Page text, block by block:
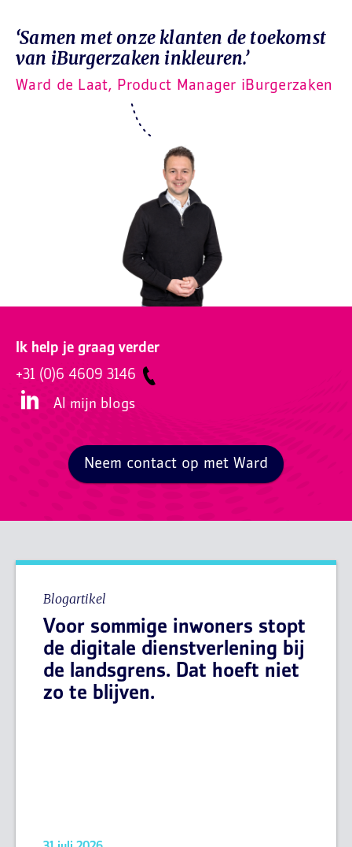
‘Samen met onze klanten de toekomst
van iBurgerzaken inkleuren.’
Ward de Laat, Product Manager iBurgerzaken
Ik help je graag verder
+31 (0)6 4609 3146
Al mijn blogs
Neem contact op met Ward
Blogartikel
Voor sommige inwoners stopt
de digitale dienstverlening bij
de landsgrens. Dat hoeft niet
zo te blijven.